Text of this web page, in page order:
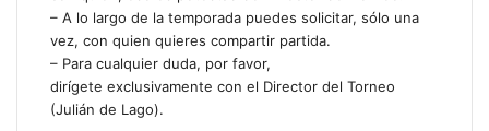
– A lo largo de la temporada puedes solicitar, sólo una
vez, con quien quieres compartir partida.
– Para cualquier duda, por favor,
dirígete exclusivamente con el Director del Torneo
(Julián de Lago).